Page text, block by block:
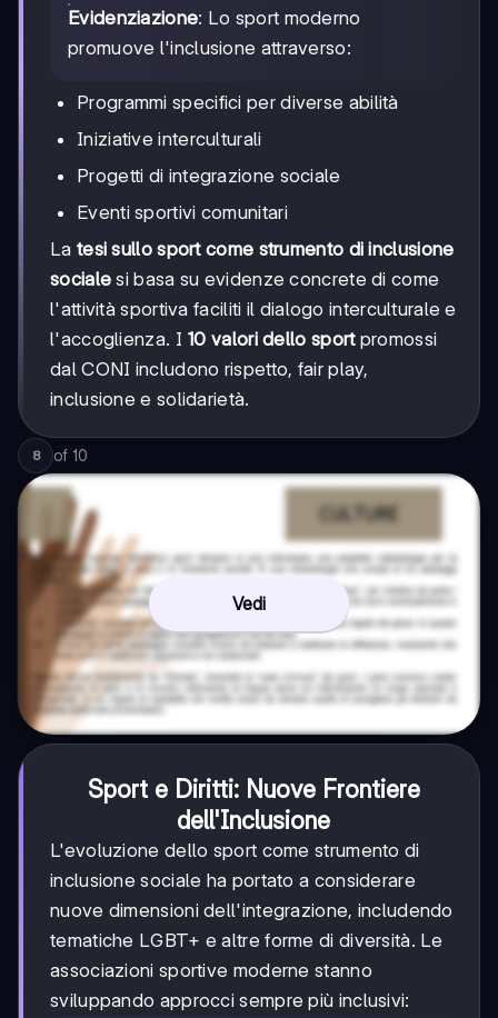
Evidenziazione: Lo sport moderno
promuove l'inclusione attraverso:
Programmi specifici per diverse abilità
Iniziative interculturali
Progetti di integrazione sociale
Eventi sportivi comunitari
La tesi sullo sport come strumento di inclusione
sociale si basa su evidenze concrete di come
l'attività sportiva faciliti il dialogo interculturale e
l'accoglienza. I 10 valori dello sportpromossi
dal CONI includono rispetto, fair play,
inclusione e solidarietà.
8 of 10
Vedi
Sport e Diritti: Nuove Frontiere
dell'Inclusione
L'evoluzione dello sport come strumento di
inclusione sociale ha portato a considerare
nuove dimensioni dell'integrazione, includendo
tematiche LGBT+ e altre forme di diversità. Le
associazioni sportive moderne stanno
sviluppando approcci sempre più inclusivi: